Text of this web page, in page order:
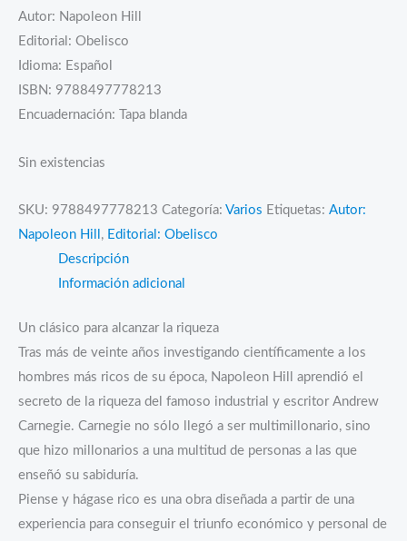
Autor: Napoleon Hill
Editorial: Obelisco
Idioma: Español
ISBN: 9788497778213
Encuadernación: Tapa blanda
Sin existencias
SKU: 9788497778213 Categoría: Varios Etiquetas: Autor:
Napoleon Hill , Editorial: Obelisco
Descripción
Información adicional
Un clásico para alcanzar la riqueza
Tras más de veinte años investigando científicamente a los
hombres más ricos de su época, Napoleon Hill aprendió el
secreto de la riqueza del famoso industrial y escritor Andrew
Carnegie. Carnegie no sólo llegó a ser multimillonario, sino
que hizo millonarios a una multitud de personas a las que
enseñó su sabiduría.
Piense y hágase rico es una obra diseñada a partir de una
experiencia para conseguir el triunfo económico y personal de